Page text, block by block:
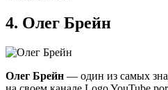
4. Олег Брейн
Олег Брейн — один из самых